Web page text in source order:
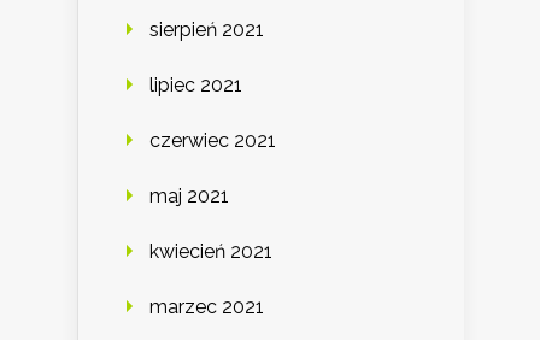
sierpień 2021
lipiec 2021
czerwiec 2021
maj 2021
kwiecień 2021
marzec 2021